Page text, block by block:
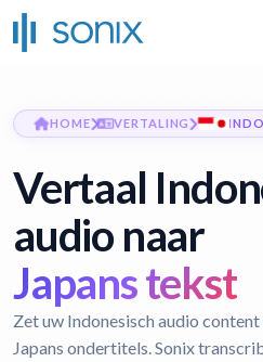
HOME VERTALING
Vertaal
audio naar
Japans tekst
Zet uw Indonesisch audio
Japans ondertitels. Sonix